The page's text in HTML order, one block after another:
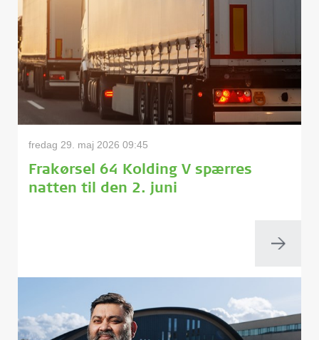
fredag 29. maj 2026 09:45
Frakørsel 64 Kolding V spærres
natten til den 2. juni